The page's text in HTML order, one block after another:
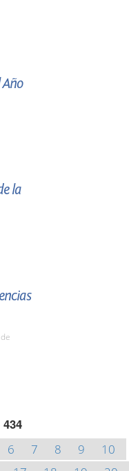
la
434
6 7 8 9
10